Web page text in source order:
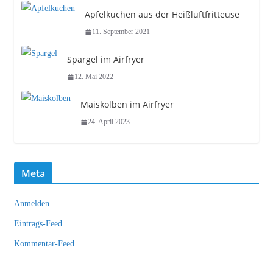
Apfelkuchen aus der Heißluftfritteuse
11. September 2021
Spargel im Airfryer
12. Mai 2022
Maiskolben im Airfryer
24. April 2023
Meta
Anmelden
Eintrags-Feed
Kommentar-Feed